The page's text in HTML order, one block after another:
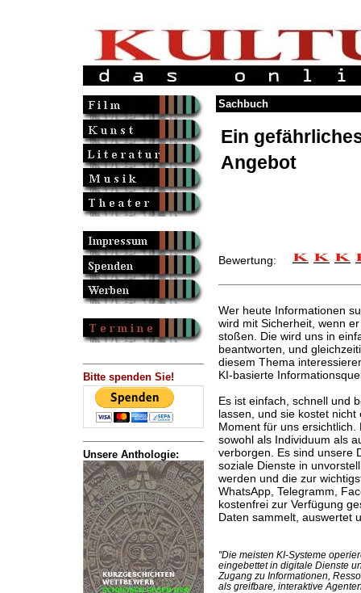
Bitte spenden Sie!
Unsere Anthologie:
Sachbuch
Ein
Angebot
Bewertung:
Wer heute Informationen
wird mit Sicherheit, wenn
stoßen. Die wird uns in
beantworten, und
diesem Thema
KI-basierte
Es ist einfach, schnell und
lassen, und sie kostet
Moment für uns
sowohl als Individuum als
verborgen. Es sind unsere
soziale Dienste in
werden und die zur
WhatsApp, Telegramm,
kostenfrei zur Verfügung
Daten sammelt, auswertet
"Die meisten KI-Systeme
eingebettet in digitale Dienste
Zugang zu Informationen,
als greifbare, interaktive